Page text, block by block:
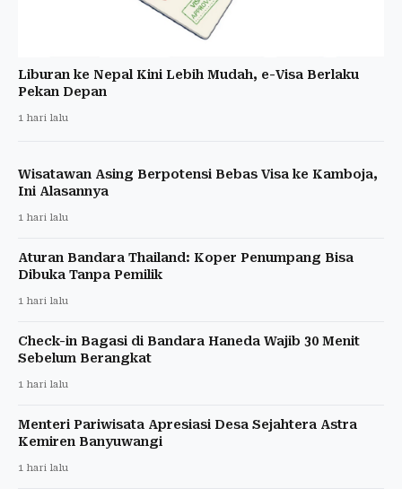
Liburan ke Nepal Kini Lebih Mudah, e-Visa Berlaku
Pekan Depan
1 hari lalu
Wisatawan Asing Berpotensi Bebas Visa ke Kamboja,
Ini Alasannya
1 hari lalu
Aturan Bandara Thailand: Koper Penumpang Bisa
Dibuka Tanpa Pemilik
1 hari lalu
Check-in Bagasi di Bandara Haneda Wajib 30 Menit
Sebelum Berangkat
1 hari lalu
Menteri Pariwisata Apresiasi Desa Sejahtera Astra
Kemiren Banyuwangi
1 hari lalu